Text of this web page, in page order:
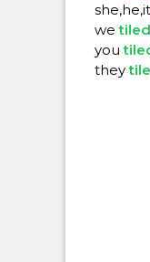
wetiled
you
they